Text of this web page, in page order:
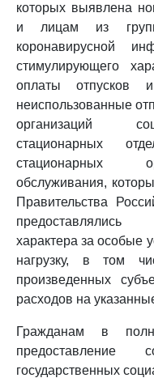
которых выявлена
и лицам из
коронавирусной
стимулирующего
оплаты отпусков
неиспользованные
организаций
стационарных
стационарных
обслуживания,
Правительства
характера за особые
нагрузку, в том
произведенных
расходов на
Гражданам в
предоставление
государственных